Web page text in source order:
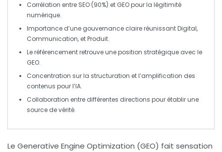
Corrélation entre SEO (90%) et GEOpour la légitimité
numérique.
Importance d’une gouvernance claireréunissantDigital,
Communication, etProduit.
Leréférencementretrouve une position stratégique avec le
GEO.
Concentration sur la structuration et l’amplification des
contenus pour l’IA.
Collaboration entre différentes directions pour établir une
source de vérité.
Le Generative Engine Optimization (GEO) fait sensation